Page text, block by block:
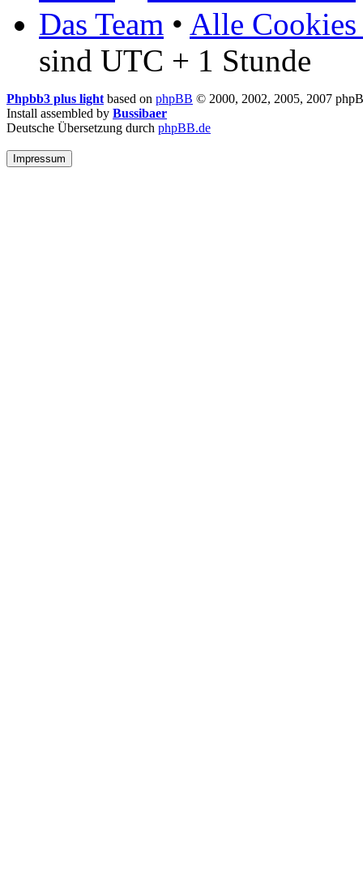
Das Team • Alle Cookies
sind UTC + 1 Stunde
Phpbb3 plus light based on phpBB © 2000, 2002, 2005, 2007
Install assembled by Bussibaer
Deutsche Übersetzung durch phpBB.de